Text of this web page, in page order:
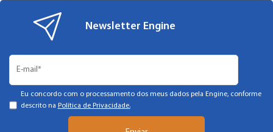
Newsletter Engine
Eu concordo com o processamento dos meus dados pela Engine, conforme
descrito na Política de Privacidade.